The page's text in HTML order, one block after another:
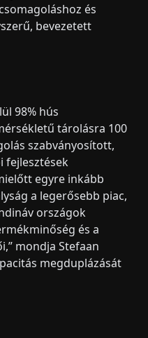
és
bevezetett
98% hús
tárolásra 100
szabványosított,
fejlesztések
egyre inkább
a legerősebb piac,
országok
és a
mondja Stefaan
megduplázását